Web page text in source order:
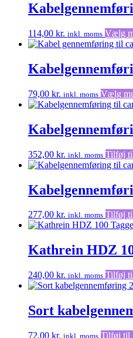
114,00 kr. inkl. moms Vælg
79,00 kr. inkl. moms Vælg
352,00 kr. inkl. moms Tilføj
277,00 kr. inkl. moms Tilføj
Kathrein HDZ
240,00 kr. inkl. moms Tilføj
Sort
72,00 kr. inkl. moms Tilføj til